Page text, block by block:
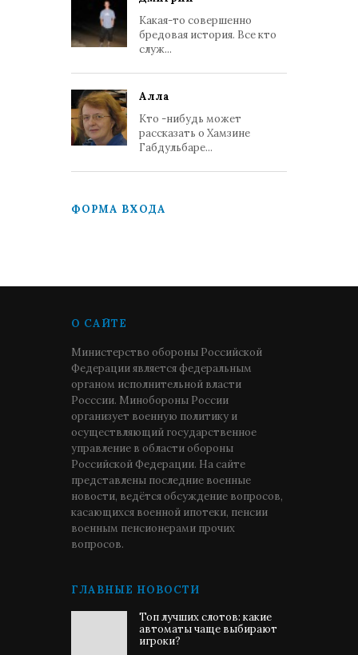
Какая-то совершенно
бредовая история. Все кто
служ...
Алла
Кто -нибудь может
рассказать о Хамзине
Габдульбаре...
ФОРМА ВХОДА
О САЙТЕ
Министерство обороны Российской
Федерации является федеральным
органом исполнительной власти
Росссии. Минобороны России
организует военную политику и
осуществляющий государственное
управление в области обороны
Российской Федерации. На сайте
представлены последние военные
новости, ведётся обсуждение вопросов,
касающихся военной ипотеки, пенсии
военным пенсионерами прочих
вопросов.
ГЛАВНЫЕ НОВОСТИ
Топ лучших слотов: какие
автоматы чаще выбирают
игроки?